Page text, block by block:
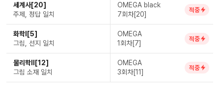
세계사[20]
주제, 정답 일치
OMEGA black
7회차[20]
적중
화학Ⅰ[5]
그림, 선지 일치
OMEGA
1회차[7]
적중
물리학Ⅱ[12]
그림 소재 일치
OMEGA
3회차[11]
적중